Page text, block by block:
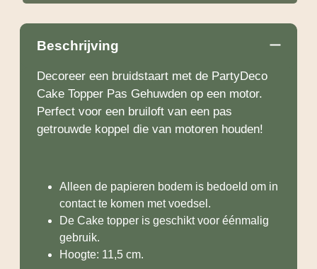
Beschrijving
Decoreer een bruidstaart met de PartyDeco
Cake Topper Pas Gehuwden op een motor.
Perfect voor een bruiloft van een pas
getrouwde koppel die van motoren houden!
Alleen de papieren bodem is bedoeld om in
contact te komen met voedsel.
De Cake topper is geschikt voor éénmalig
gebruik.
Hoogte: 11,5 cm.